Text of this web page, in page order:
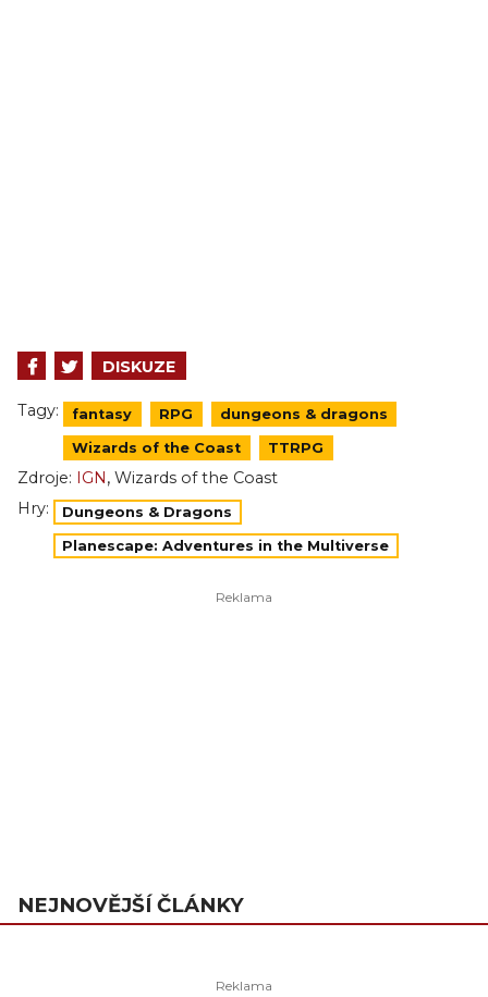
DISKUZE
Tagy: fantasy RPG dungeons & dragons
Wizards of the Coast TTRPG
Zdroje: IGN, Wizards of the Coast
Hry:
Dungeons & Dragons
Planescape: Adventures in the Multiverse
NEJNOVĚJŠÍ ČLÁNKY